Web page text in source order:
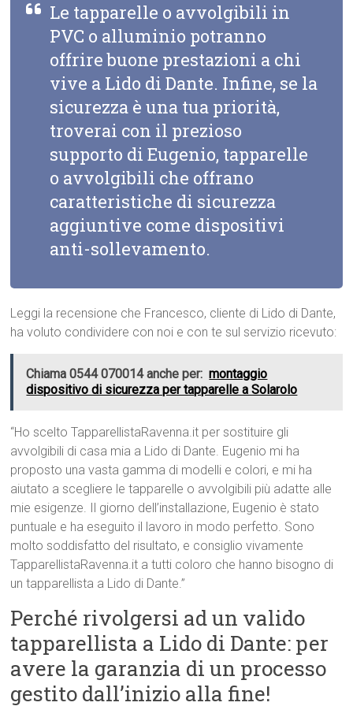
Le tapparelle o avvolgibili in
PVC o alluminio potranno
offrire buone prestazioni a chi
vive a Lido di Dante. Infine, se la
sicurezza è una tua priorità,
troverai con il prezioso
supporto di Eugenio, tapparelle
o avvolgibili che offrano
caratteristiche di sicurezza
aggiuntive come dispositivi
anti-sollevamento.
Leggi la recensione che Francesco, cliente di Lido di Dante,
ha voluto condividere con noi e con te sul servizio ricevuto:
Chiama 0544 070014 anche per: montaggio
dispositivo di sicurezza per tapparelle a Solarolo
“Ho scelto TapparellistaRavenna.it per sostituire gli
avvolgibili di casa mia a Lido di Dante. Eugenio mi ha
proposto una vasta gamma di modelli e colori, e mi ha
aiutato a scegliere le tapparelle o avvolgibili più adatte alle
mie esigenze. Il giorno dell’installazione, Eugenio è stato
puntuale e ha eseguito il lavoro in modo perfetto. Sono
molto soddisfatto del risultato, e consiglio vivamente
TapparellistaRavenna.it a tutti coloro che hanno bisogno di
un tapparellista a Lido di Dante.”
Perché rivolgersi ad un valido
tapparellista a Lido di Dante: per
avere la garanzia di un processo
gestito dall’inizio alla fine!